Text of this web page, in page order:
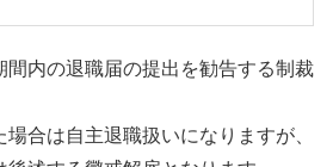
間内の退職届の提出を勧告する制裁
合は自主退職扱いになりますが、